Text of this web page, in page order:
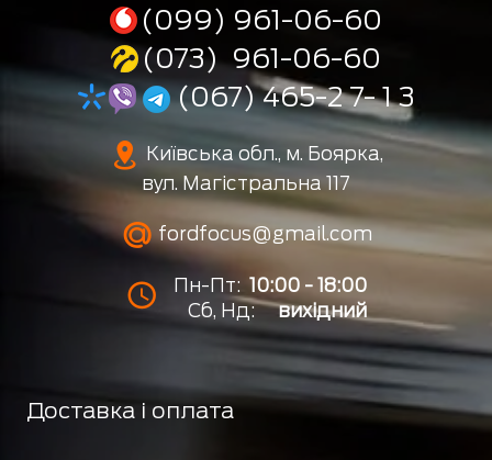
(099) 961-06-60
(073) 961-06-60
(067) 465-2 7- 1 3
Київська обл., м. Боярка,
вул. Магістральна 117
fordfocus@gmail.com
Пн-Пт: 10:00 - 18:00
Сб, Нд:
вихідний
Доставка і оплата